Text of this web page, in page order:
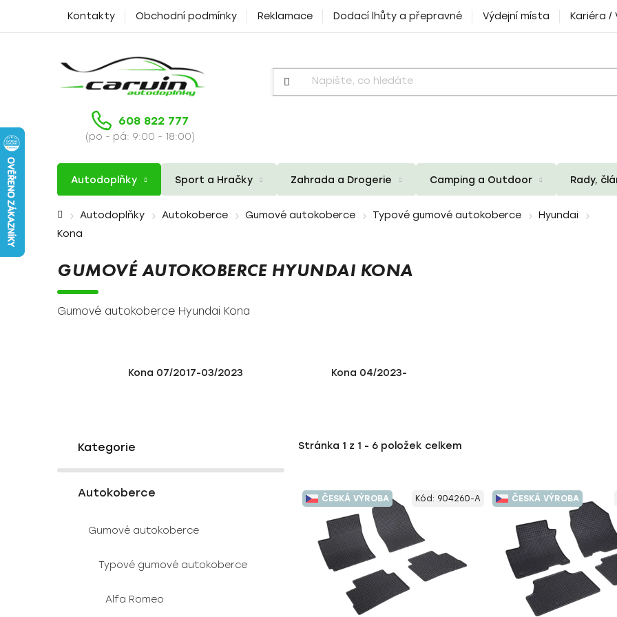
Kontakty Obchodní podmínky Reklamace Dodací lhůty a přepravné Výdejní místa Kariéra /
608 822 777
(po - pá: 9:00 - 18:00)
Autodoplňky Sport a Hračky Zahrada a Drogerie Camping a Outdoor Rady,
Domů Autodoplňky Autokoberce Gumové autokoberce Typové gumové autokoberce
Hyundai
Kona
GUMOVÉ AUTOKOBERCE HYUNDAI KONA
Gumové autokoberce Hyundai Kona
Kona 07/2017-03/2023 Kona 04/2023-
s
kategorie
t
Autokoberce
Gumové autokoberce
Typové gumové autokoberce
Alfa Romeo
Stránka 1 z 1 - 6 položek celkem
V
ý
ČESKÁ VÝROBA Kód: 904260-A ČESKÁ VÝROBA